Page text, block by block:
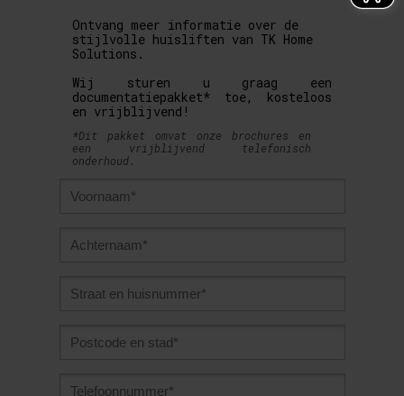
Ontvang meer informatie over de
stijlvolle huisliften van TK Home
Solutions.
Wij sturen u graag een
documentatiepakket* toe, kosteloos
en vrijblijvend!
*Dit pakket omvat onze brochures en
een vrijblijvend telefonisch
onderhoud.